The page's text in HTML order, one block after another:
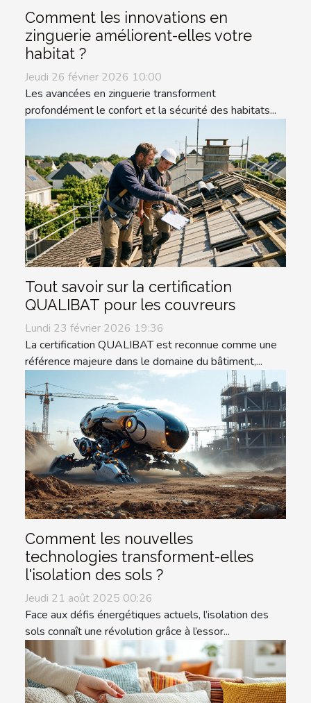
Comment les innovations en
zinguerie améliorent-elles votre
habitat ?
Jeudi 26 février 2026 10:00
Les avancées en zinguerie transforment
profondément le confort et la sécurité des habitats...
Tout savoir sur la certification
QUALIBAT pour les couvreurs
Lundi 23 février 2026 19:36
La certification QUALIBAT est reconnue comme une
référence majeure dans le domaine du bâtiment,...
Comment les nouvelles
technologies transforment-elles
l'isolation des sols ?
Jeudi 21 août 2025 00:26
Face aux défis énergétiques actuels, l’isolation des
sols connaît une révolution grâce à l’essor...